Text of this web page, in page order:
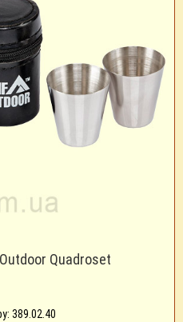
Quadroset
389.02.40